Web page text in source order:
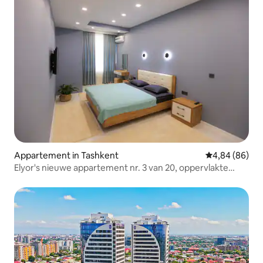
Appartement in Tashkent Gemiddelde
4,84 (86)
Elyor's nieuwe appartement nr. 3 van 20, oppervlakte